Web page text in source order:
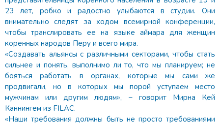
23 лет, робко и радостно улыбаются в студии. Они
внимательно следят за ходом всемирной конференции,
чтобы транслировать ее на языке аймара для женщин
коренных народов Перу и всего мира.
«Создавать альянсы с различными секторами, чтобы стать
сильнее и понять, выполнимо ли то, что мы планируем; не
бояться работать в органах, которые мы сами же
продвигали, но в которых мы порой уступаем место
мужчинам или другим людям», − говорит Мирна Кей
Каннингем из FILAC.
«Наши требования должны быть не просто требованиями